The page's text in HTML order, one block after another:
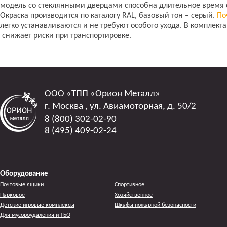
модель со стеклянными дверцами способна длительное время
Окраска производится по каталогу RAL, базовый тон – серый.
легко устанавливаются и не требуют особого ухода. В
снижает риски при транспортировке.
ООО «ТПП «Орион Металл»
г. Москва , ул. Авиамоторная, д. 50/2
8 (800) 302-02-90
8 (495) 409-02-24
Оборудование
Почтовые ящики
Парковое
Детские игровые комплексы
Для мусороудаления и ТБО
Спортивное
Хозяйственное
Шкафы пожарной безопасности